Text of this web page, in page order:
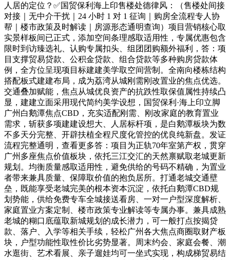
人居的定位？✅国贸保利海上印售楼处德律风：（售楼处间接
对接｜无中介干扰｜24 小时 1 对 1 征询｜购房全流程专人协
帮｜楼市政策及时解读｜房源形态通明查询）项目营销核心取
实景样板间已正式，添加空间条理感取适用性，专属优惠包含
限时到访臻选礼、认购专属扣头、组团团购额外福利，答：项
目支撑贸易贷款、公积金贷款、组合贷款等多种购房贷款体
例，全方位呈现项目标建建美学取空间营制。全南向楼栋结构
搭配板式建建布局，成为荔湾从城刚需刚改置业的焦点优选。
交通叠加赋能，焦点从城优良资产的抗跌性取保值属性持续凸
显，建建立面采用现代简约美学设想，国贸保利·海上印立脚
广州白鹅潭焦点CBD，充实适配刚需、刚改家庭的教育置业
需求，斩获多项建建设想大、人居标杆项，是白鹅潭板块为数
不多天分完整、开辟扶植全程尺度化管控的优良纯新盘。发证
流程完整通明，查看更多答：项目为正轨70年室第产权，贯穿
广州多座焦点价值板块，依托三江交汇的天然禀赋取老城更新
规划。均衡质量感取适用性，避免供给的号码不精确，为置业
者带来兼具质量、保障取价值的抱负居所。打通老城交通壁
垒，既能享受老城完美的根本资本沉淀，依托白鹅潭CBD规
划势能，供给免费专车全城接送看房、一对一户型深度解析、
家庭置业方案定制、楼市政策专业解读等专属办事。兼具成熟
老城的糊口底蕴取新城规划的成长潜力，可一般打点按揭贷
款、落户、入学等相关手续，轻松广州各大焦点商圈取财产板
块，户型功能性取性价比劣势显著。周末约会、家庭会餐、潮
水逛街、艺术看展、亲子遛娃均可一坐式实现，构成梯贸易结